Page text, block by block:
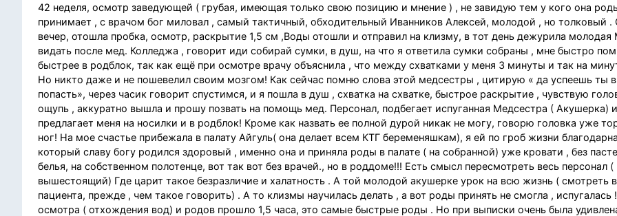
42 неделя, осмотр заведующей ( грубая, имеющая только свою позицию и мнение ) , не завидую тем у кого она
принимает , с врачом бог миловал , самый тактичный, обходительный Иванников Алексей, молодой , но толковый .
вечер, отошла пробка, осмотр, раскрытие 1,5 см ,Воды отошли и отправил на клизму, в тот день дежурила молодая
видать после мед. Колледжа , говорит иди собирай сумки, в душ, на что я ответила сумки собраны , мне быстро
быстрее в родблок, так как ещё при осмотре врачу объяснила , что между схватками у меня 3 минуты и так на
Но никто даже и не пошевелил своим мозгом! Как сейчас помню слова этой медсестры , цитирую « да успеешь ты
попасть», через часик говорит спустимся, и я пошла в душ , схватка на схватке, быстрое раскрытие , чувствую
ощупь , аккуратно вышла и прошу позвать на помощь мед. Персонал, подбегает испуганная Медсестра ( Акушерка) и
предлагает меня на носилки и в родблок! Кроме как назвать ее полной дурой никак не могу, говорю головка уже
ног! На мое счастье прибежала в палату Айгуль( она делает всем КТГ беременяшкам), я ей по гроб жизни
который славу богу родился здоровый , именно она и приняла роды в палате ( на собранной) уже кровати , без
белья, на собственном полотенце, вот так вот без врачей., но в роддоме!!! Есть смысл пересмотреть весь персонал (
вышестоящий) Где царит такое безразличие и халатность . А той молодой акушерке урок на всю жизнь ( смотреть
пациента, прежде , чем такое говорить) . А то клизмы научилась делать , а вот роды принять не смогла , испугалась
осмотра ( отхождения вод) и родов прошло 1,5 часа, это самые быстрые роды . Но при выписки очень была